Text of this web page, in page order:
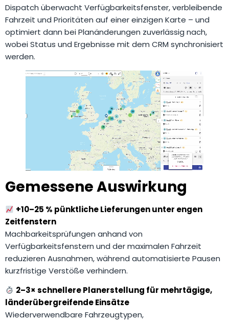
Dispatch überwacht Verfügbarkeitsfenster, verbleibende
Fahrzeit und Prioritäten auf einer einzigen Karte – und
optimiert dann bei Planänderungen zuverlässig nach,
wobei Status und Ergebnisse mit dem CRM synchronisiert
werden.
Gemessene Auswirkung
+10–25 % pünktliche Lieferungen unter engen
Zeitfenstern
Machbarkeitsprüfungen anhand von
Verfügbarkeitsfenstern und der maximalen Fahrzeit
reduzieren Ausnahmen, während automatisierte Pausen
kurzfristige Verstöße verhindern.
2–3× schnellere Planerstellung für mehrtägige,
länderübergreifende Einsätze
Wiederverwendbare Fahrzeugtypen,